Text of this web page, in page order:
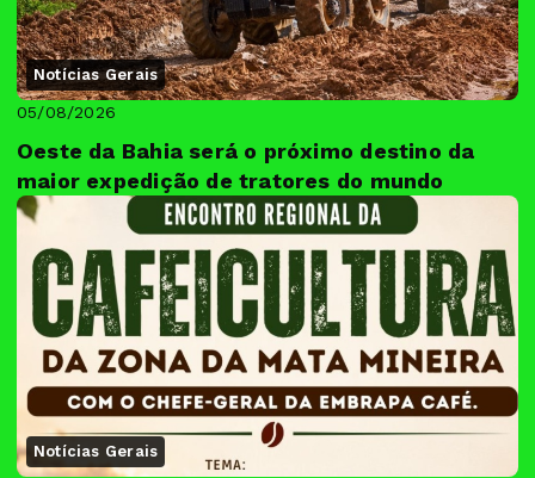
Notícias Gerais
05/08/2026
Oeste da Bahia será o próximo destino da
maior expedição de tratores do mundo
Notícias Gerais